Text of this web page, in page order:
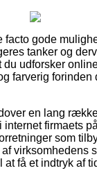
facto gode
tanker og
udforsker
farverig forinden
en lang
internet firmaets
som
virksomhedens
at få et indtryk af